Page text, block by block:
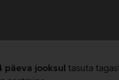
päeva jooksul tasuta